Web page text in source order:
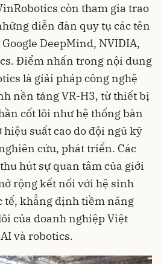
còn tham gia trao
diễn đàn quy tụ các tên
DeepMind, NVIDIA,
Điểm nhấn trong nội dung
là giải pháp công nghệ
nền tảng VR-H3, từ thiết bị
cốt lõi như hệ thống bàn
hiệu suất cao do đội ngũ kỹ
cứu, phát triển. Các
hút sự quan tâm của giới
rộng kết nối với hệ sinh
tế, khẳng định tiềm năng
của doanh nghiệp Việt
và robotics.